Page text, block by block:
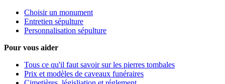
Choisir un monument
Entretien sépulture
Personnalisation sépulture
Pour vous aider
Tous ce qu'il faut savoir sur les pierres tombales
Prix et modèles de caveaux funéraires